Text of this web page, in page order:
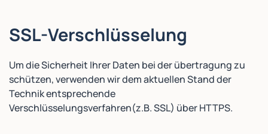
SSL-Verschlüsselung
Um die Sicherheit Ihrer Daten bei der übertragung zu
schützen, verwenden wir dem aktuellen Stand der
Technik entsprechende
Verschlüsselungsverfahren(z.B. SSL) über HTTPS.